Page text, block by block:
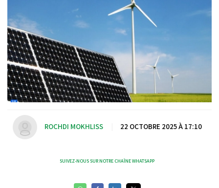
ROCHDI MOKHLISS 22 OCTOBRE 2025 À 17:10
SUIVEZ-NOUS SUR NOTRE CHAÎNE WHATSAPP